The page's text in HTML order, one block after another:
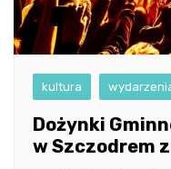
kultura
Dożynki
w Szczodrem